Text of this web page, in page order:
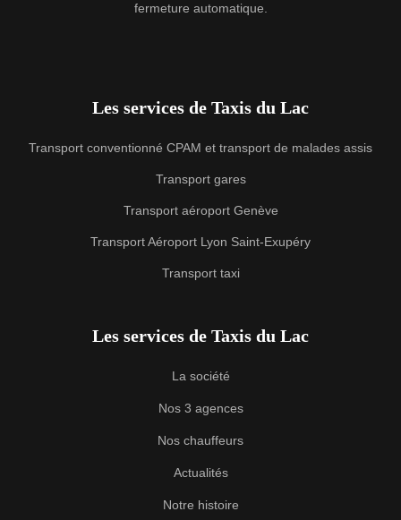
fermeture automatique.
Les services de Taxis du Lac
Transport conventionné CPAM et transport de malades assis
Transport gares
Transport aéroport Genève
Transport Aéroport Lyon Saint-Exupéry
Transport taxi
Les services de Taxis du Lac
La société
Nos 3 agences
Nos chauffeurs
Actualités
Notre histoire